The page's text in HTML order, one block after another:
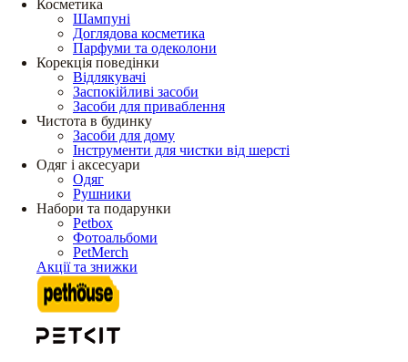
Косметика
Шампуні
Доглядова косметика
Парфуми та одеколони
Корекція поведінки
Відлякувачі
Заспокійливі засоби
Засоби для приваблення
Чистота в будинку
Засоби для дому
Інструменти для чистки від шерсті
Одяг і аксесуари
Одяг
Рушники
Набори та подарунки
Petbox
Фотоальбоми
PetMerch
Акції та знижки